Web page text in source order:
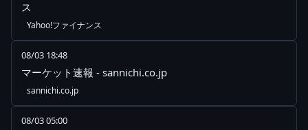
ス
Yahoo!ファイナンス
08/03 18:48
マーケット速報 - sannichi.co.jp
sannichi.co.jp
08/03 05:00